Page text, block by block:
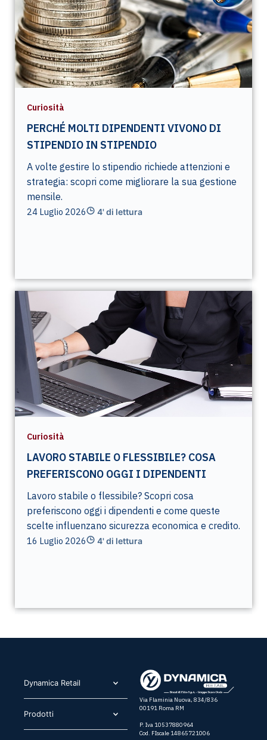
Curiosità
PERCHÉ MOLTI DIPENDENTI VIVONO DI
STIPENDIO IN STIPENDIO
A volte gestire lo stipendio richiede attenzioni e
strategia: scopri come migliorare la sua gestione
mensile.
24 Luglio 2026 4' di lettura
Curiosità
LAVORO STABILE O FLESSIBILE? COSA
PREFERISCONO OGGI I DIPENDENTI
Lavoro stabile o flessibile? Scopri cosa
preferiscono oggi i dipendenti e come queste
scelte influenzano sicurezza economica e credito.
16 Luglio 2026 4' di lettura
Dynamica Retail​
Prodotti​
Via Flaminia Nuova, 834/836
00191 Roma RM
P. Iva 10537880964
Cod. FIscale 14865721006